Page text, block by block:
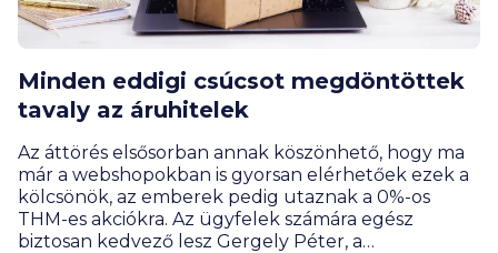
Minden eddigi csúcsot megdöntöttek
tavaly az áruhitelek
Az áttörés elsősorban annak köszönhető, hogy ma
már a webshopokban is gyorsan elérhetőek ezek a
kölcsönök, az emberek pedig utaznak a 0%-os
THM-es akciókra. Az ügyfelek számára egész
biztosan kedvező lesz Gergely Péter, a